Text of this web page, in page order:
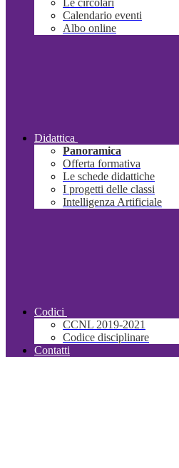
Le circolari
Calendario eventi
Albo online
Didattica
Panoramica
Offerta formativa
Le schede didattiche
I progetti delle classi
Intelligenza Artificiale
Codici
CCNL 2019-2021
Codice disciplinare
Contatti